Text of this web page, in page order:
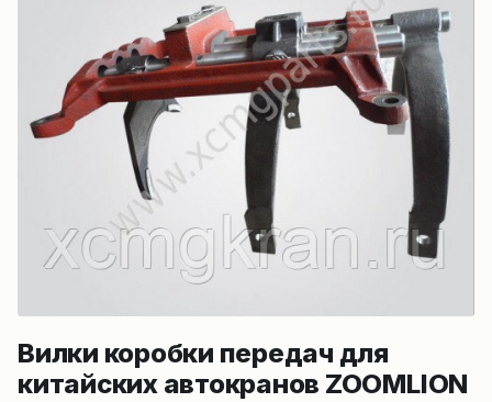
Вилки коробки передач для
китайских автокранов ZOOMLION